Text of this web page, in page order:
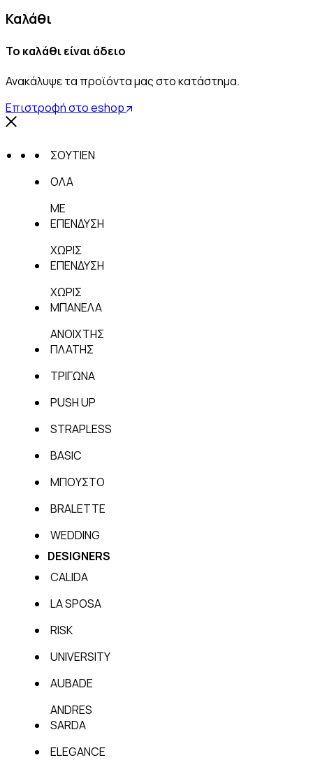
Καλάθι
Το καλάθι είναι άδειο
Ανακάλυψε τα προϊόντα μας στο κατάστημα.
Επιστροφή στο eshop
ΣΟΥΤΙΕΝ
ΟΛΑ
ΜΕ
ΕΠΕΝΔΥΣΗ
ΧΩΡΙΣ
ΕΠΕΝΔΥΣΗ
ΧΩΡΙΣ
ΜΠΑΝΕΛΑ
ΑΝΟΙΧΤΗΣ
ΠΛΑΤΗΣ
ΤΡΙΓΩΝΑ
PUSH UP
STRAPLESS
BASIC
ΜΠΟΥΣΤΟ
BRALETTE
WEDDING
DESIGNERS
CALIDA
LA SPOSA
RISK
UNIVERSITY
AUBADE
ANDRES
SARDA
ELEGANCE